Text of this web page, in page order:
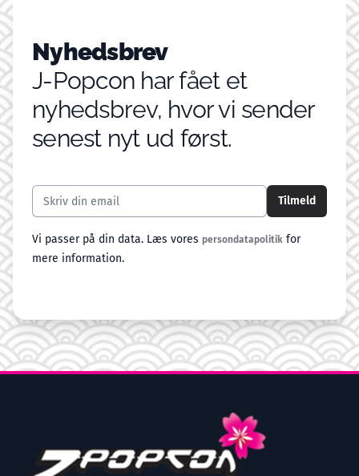
Nyhedsbrev
J-Popcon har fået et
nyhedsbrev, hvor vi sender
senest nyt ud først.
Email addresse
Tilmeld
Vi passer på din data. Læs vores persondatapolitik for
mere information.